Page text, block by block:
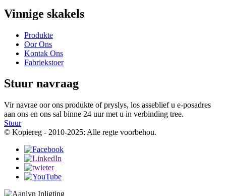
Vinnige skakels
Produkte
Oor Ons
Kontak Ons
Fabriekstoer
Stuur navraag
Vir navrae oor ons produkte of pryslys, los asseblief u e-posadres
aan ons en ons sal binne 24 uur met u in verbinding tree.
Stuur
© Kopiereg - 2010-2025: Alle regte voorbehou.